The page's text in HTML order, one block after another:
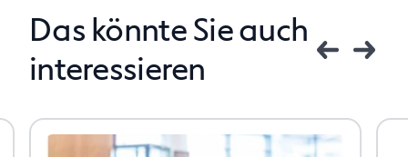
Das könnte Sie auch
interessieren